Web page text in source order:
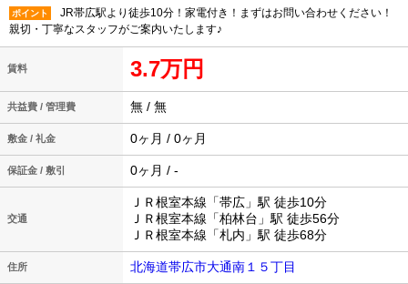
ポイント
JR帯広駅より徒歩10分！家電付き！まずはお問い合わせください！
親切・丁寧なスタッフがご案内いたします♪
賃料 3.7万円
共益費 / 管理費 無 / 無
敷金 / 礼金 0ヶ月 / 0ヶ月
保証金 / 敷引 0ヶ月 / -
交通
ＪＲ根室本線「帯広」駅 徒歩10分
ＪＲ根室本線「柏林台」駅 徒歩56分
ＪＲ根室本線「札内」駅 徒歩68分
住所 北海道帯広市大通南１５丁目